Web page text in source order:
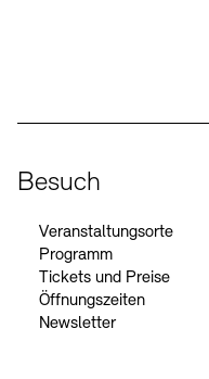
Besuch
Veranstaltungsorte
Programm
Tickets und Preise
Öffnungszeiten
Newsletter